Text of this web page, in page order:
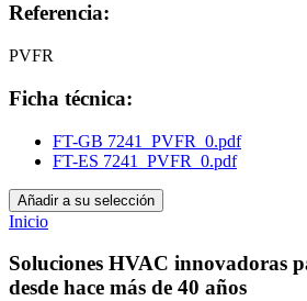
Referencia:
PVFR
Ficha técnica:
FT-GB 7241_PVFR_0.pdf
FT-ES 7241_PVFR_0.pdf
Añadir a su selección
Inicio
Soluciones HVAC innovadoras
desde hace más de 40 años